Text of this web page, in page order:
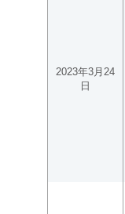
2023年3月24
日